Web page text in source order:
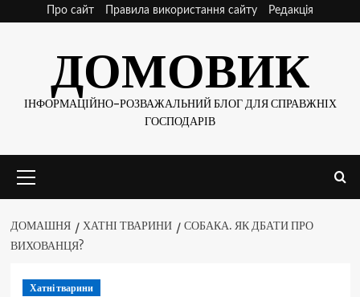
Про сайт Правила використання сайту Редакція
ДОМОВИК
ІНФОРМАЦІЙНО-РОЗВАЖАЛЬНИЙ БЛОГ ДЛЯ СПРАВЖНІХ
ГОСПОДАРІВ
меню
ДОМАШНЯ ХАТНІ ТВАРИНИ
СОБАКА. ЯК ДБАТИ ПРО
ВИХОВАНЦЯ?
Хатні тварини